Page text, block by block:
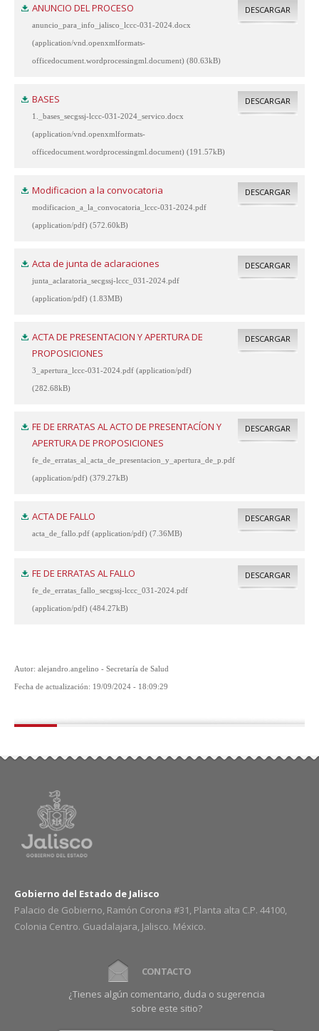
ANUNCIO DEL PROCESO
anuncio_para_info_jalisco_lccc-031-2024.docx
(application/vnd.openxmlformats-
officedocument.wordprocessingml.document) (80.63kB)
DESCARGAR
BASES
1._bases_secgssj-lccc-031-2024_servico.docx
(application/vnd.openxmlformats-
officedocument.wordprocessingml.document) (191.57kB)
DESCARGAR
Modificacion a la convocatoria
modificacion_a_la_convocatoria_lccc-031-2024.pdf
(application/pdf) (572.60kB)
DESCARGAR
Acta de junta de aclaraciones
junta_aclaratoria_secgssj-lccc_031-2024.pdf
(application/pdf) (1.83MB)
DESCARGAR
ACTA DE PRESENTACION Y APERTURA DE
PROPOSICIONES
3_apertura_lccc-031-2024.pdf (application/pdf)
(282.68kB)
DESCARGAR
FE DE ERRATAS AL ACTO DE PRESENTACÍON Y
APERTURA DE PROPOSICIONES
fe_de_erratas_al_acta_de_presentacion_y_apertura_de_p.pdf
(application/pdf) (379.27kB)
DESCARGAR
ACTA DE FALLO
acta_de_fallo.pdf (application/pdf) (7.36MB)
DESCARGAR
FE DE ERRATAS AL FALLO
fe_de_erratas_fallo_secgssj-lccc_031-2024.pdf
(application/pdf) (484.27kB)
DESCARGAR
Autor: alejandro.angelino - Secretaría de Salud
Fecha de actualización: 19/09/2024 - 18:09:29
Gobierno del Estado de Jalisco
Palacio de Gobierno, Ramón Corona #31, Planta alta C.P. 44100,
Colonia Centro. Guadalajara, Jalisco. México.
CONTACTO
¿Tienes algún comentario, duda o sugerencia
sobre este sitio?